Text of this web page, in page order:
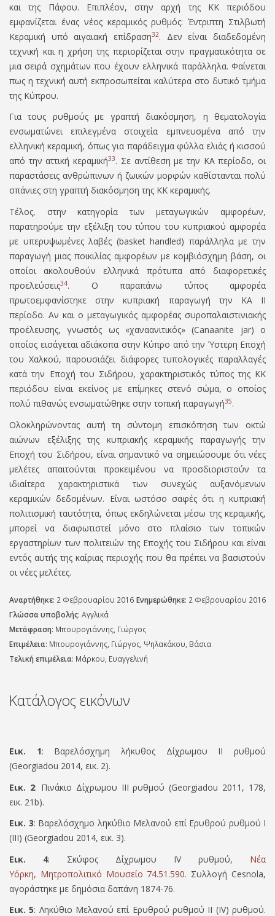
και της Πάφου. Επιπλέον, στην αρχή της ΚΚ περιόδου
εμφανίζεται ένας νέος κεραμικός ρυθμός: Έντριπτη Στιλβωτή
Κεραμική υπό αιγαιακή επίδραση32.
Δεν είναι διαδεδομένη
τεχνική και η χρήση της περιορίζεται στην πραγματικότητα σε
μια σειρά σχημάτων που έχουν ελληνικά παράλληλα. Φαίνεται
πως η τεχνική αυτή εκπροσωπείται καλύτερα στο δυτικό τμήμα
της Κύπρου.
Για τους ρυθµούς µε γραπτή διακόσµηση, η θεµατολογία
ενσωµατώνει επιλεγµένα στοιχεία εµπνευσµένα από την
ελληνική κεραμική, όπως για παράδειγμα φύλλα ελιάς ή κισσού
από την αττική κεραμική33. Σε αντίθεση με την ΚΑ περίοδο, οι
παραστάσεις ανθρώπινων ή ζωικών μορφών καθίστανται πολύ
σπάνιες στη γραπτή διακόσμηση της ΚΚ κεραµικής.
Τέλος, στην κατηγορία των μεταγωγικών αµφορέων,
παρατηρούμε την εξέλιξη του τύπου του κυπριακού αμφορέα
με υπερυψωμένες λαβές (basket handled) παράλληλα με την
παραγωγή μιας ποικιλίας αμφορέων με κομβιόσχημη βάση, οι
οποίοι ακολουθούν ελληνικά πρότυπα από διαφορετικές
προελεύσεις34. Ο παραπάνω τύπος αμφορέα
πρωτοεμφανίστηκε στην κυπριακή παραγωγή την ΚΑ ΙΙ
περίοδο. Αν και ο μεταγωγικός αµφορέας συροπαλαιστινιακής
προέλευσης, γνωστός ως «χαναανιτικός» (Canaanite jar) ο
οποίος εισάγεται αδιάκοπα στην Κύπρο από την Ύστερη Εποχή
του Χαλκού, παρουσιάζει διάφορες τυπολογικές παραλλαγές
κατά την Εποχή του Σιδήρου, χαρακτηριστικός τύπος της ΚΚ
περιόδου είναι εκείνος με επίμηκες στενό σώμα, ο οποίος
πολύ πιθανώς ενσωματώθηκε στην τοπική παραγωγή35.
Ολοκληρώνοντας αυτή τη σύντομη επισκόπηση των οκτώ
αιώνων εξέλιξης της κυπριακής κεραμικής παραγωγής την
Εποχή του Σιδήρου, είναι σημαντικό να σημειώσουμε ότι νέες
μελέτες απαιτούνται προκειμένου να προσδιοριστούν τα
ιδιαίτερα χαρακτηριστικά των συνεχώς αυξανόμενων
κεραμικών δεδομένων. Είναι ωστόσο σαφές ότι η κυπριακή
πολιτισμική ταυτότητα, όπως εκδηλώνεται μέσω της κεραμικής,
μπορεί να διαφωτιστεί μόνο στo πλαίσιo των τοπικών
εργαστηρίων των πολιτειών της Εποχής του Σιδήρου και είναι
εντός αυτής της καίριας περιοχής που θα πρέπει να βασιστούν
οι νέες μελέτες.
Αναρτήθηκε: 2 Φεβρουαρίου 2016 Ενημερώθηκε: 2 Φεβρουαρίου 2016
Γλώσσα υποβολής: Αγγλικά
Μετάφραση: Μπουρογιάννης, Γιώργος
Επιμέλεια: Μπουρογιάννης, Γιώργος, Ψηλακάκου, Βάσια
Τελική επιμέλεια: Μάρκου, Ευαγγελινή
Κατάλογος εικόνων
Εικ. 1: Βαρελόσχημη λήκυθος Δίχρωμου ΙΙ ρυθμού
(Georgiadou 2014, εικ. 2).
Εικ. 2: Πινάκιο Δίχρωμου ΙΙΙ ρυθμού (Georgiadou 2011, 178,
εικ. 21b).
Εικ. 3: Βαρελόσχημο ληκύθιο Μελανού επί Ερυθρού ρυθμού Ι
(ΙΙΙ) (Georgiadou 2014, εικ. 3).
Εικ. 4: Σκύφος Δίχρωμου ΙV ρυθμού, Νέα
Υόρκη, Μητροπολιτικό Μουσείο 74.51.590. Συλλογή Cesnola,
αγοράστηκε με δημόσια δαπάνη 1874-76.
Εικ. 5: Ληκύθιο Μελανού επί Ερυθρού ρυθμού ΙΙ (ΙV) ρυθμού.